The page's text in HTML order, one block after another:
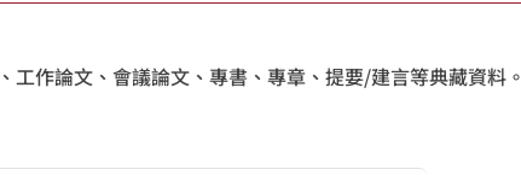
作論文、會議論文、專書、專章、提要/建言等典藏資料。